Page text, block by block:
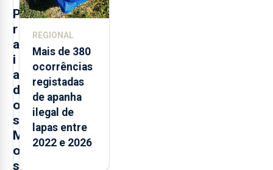
P
r
a
i
a
d
o
s
M
o
s
REGIONAL
Mais de 380
ocorrências
registadas
de apanha
ilegal de
lapas entre
2022 e 2026